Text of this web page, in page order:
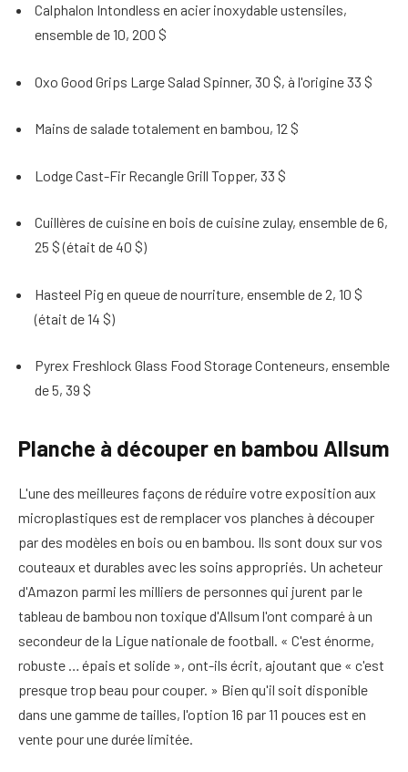
Calphalon Intondless en acier inoxydable ustensiles,
ensemble de 10, 200 $
Oxo Good Grips Large Salad Spinner, 30 $, à l'origine 33 $
Mains de salade totalement en bambou, 12 $
Lodge Cast-Fir Recangle Grill Topper, 33 $
Cuillères de cuisine en bois de cuisine zulay, ensemble de 6,
25 $ (était de 40 $)
Hasteel Pig en queue de nourriture, ensemble de 2, 10 $
(était de 14 $)
Pyrex Freshlock Glass Food Storage Conteneurs, ensemble
de 5, 39 $
Planche à découper en bambou Allsum
L'une des meilleures façons de réduire votre exposition aux
microplastiques est de remplacer vos planches à découper
par des modèles en bois ou en bambou. Ils sont doux sur vos
couteaux et durables avec les soins appropriés. Un acheteur
d'Amazon parmi les milliers de personnes qui jurent par le
tableau de bambou non toxique d'Allsum l'ont comparé à un
secondeur de la Ligue nationale de football. « C'est énorme,
robuste … épais et solide », ont-ils écrit, ajoutant que « c'est
presque trop beau pour couper. » Bien qu'il soit disponible
dans une gamme de tailles, l'option 16 par 11 pouces est en
vente pour une durée limitée.